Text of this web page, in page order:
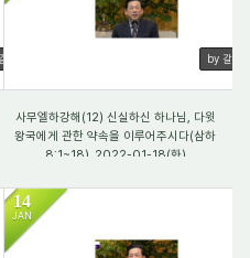
렙 by 갈렙
사무엘하강해(12) 신실하신 하나님, 다윗
왕국에게 관한 약속을 이루어주시다(삼하
8:1~18)_2022-01-18(화)
14
JAN